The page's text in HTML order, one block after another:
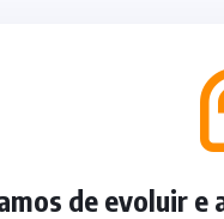
de evoluir